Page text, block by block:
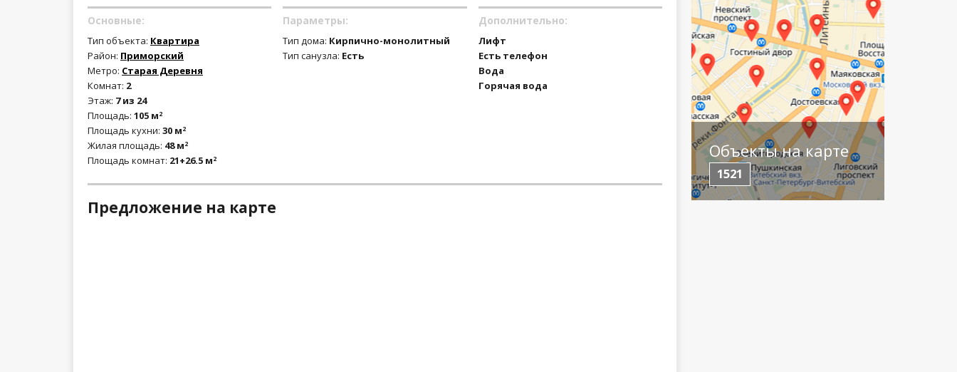
Объекты на карте
1521
Основные:
Тип объекта: Квартира
Район: Приморский
Метро: Старая Деревня
Комнат: 2
Этаж: 7 из 24
Площадь: 105 м2
Площадь кухни: 30 м2
Жилая площадь: 48 м2
Площадь комнат: 21+26.5 м2
Параметры:
Тип дома: Кирпично-монолитный
Тип санузла: Есть
Дополнительно:
Лифт
Есть телефон
Вода
Горячая вода
Предложение на карте